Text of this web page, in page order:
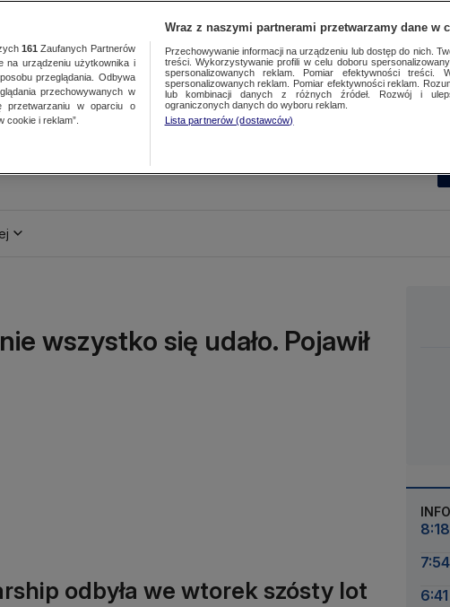
wszystko się udało. Pojawił
odbyła we wtorek szósty lot
8:18
7:54
6:41
161 Zaufanych Partnerów
na urządzeniu użytkownika i
przeglądania. Odbywa
przechowywanych w
przetwarzaniu w oparciu o
cookie i reklam”.
Wraz z naszymi partnerami przetwarzamy dane w
Przechowywanie informacji na urządzeniu lub dostęp do nich.
treści. Wykorzystywanie profili w celu doboru
spersonalizowanych reklam. Pomiar efektywności treści.
spersonalizowanych reklam. Pomiar efektywności reklam.
lub kombinacji danych z różnych źródeł. Rozwój i
ograniczonych danych do wyboru reklam.
Lista partnerów (dostawców)